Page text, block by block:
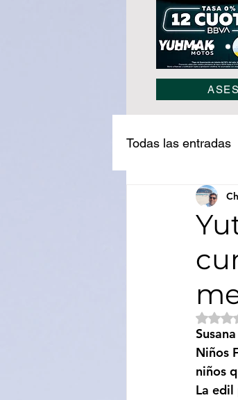
Todas las entradas
Narcotráfico
Medio
Sociedad
Categoría sin
Niños
niños
La